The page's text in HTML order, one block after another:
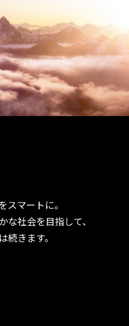
スマートに。
な社会を目指して、
続きます。